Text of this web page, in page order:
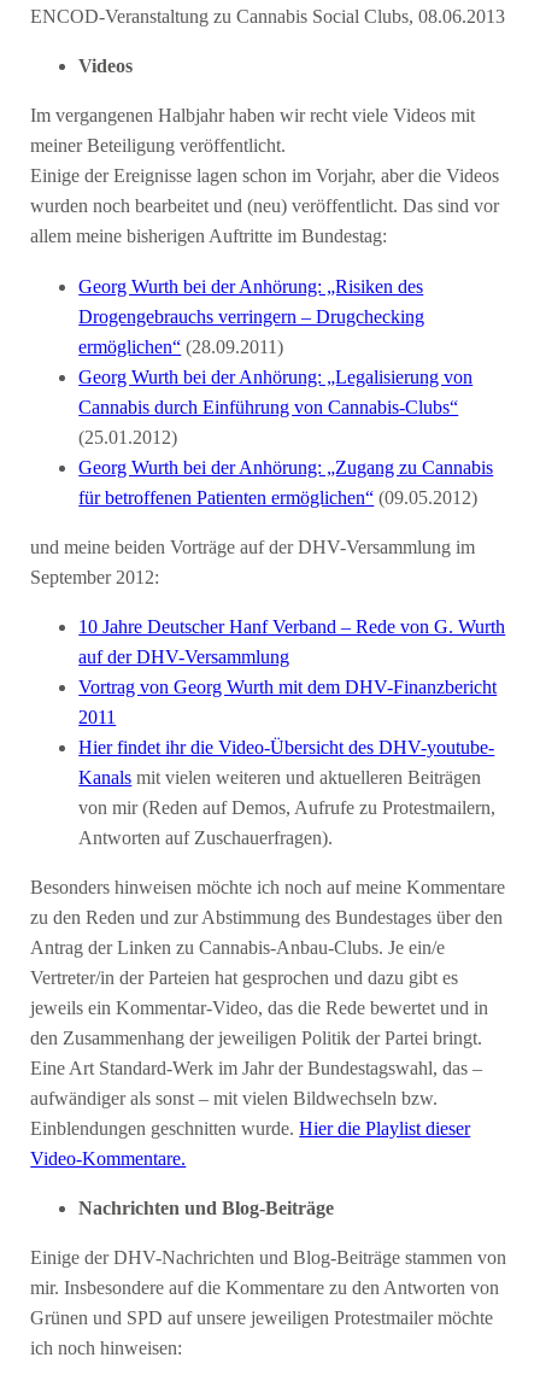
ENCOD-Veranstaltung zu Cannabis Social Clubs, 08.06.2013
Videos
Im vergangenen Halbjahr haben wir recht viele Videos mit
meiner Beteiligung veröffentlicht.
Einige der Ereignisse lagen schon im Vorjahr, aber die Videos
wurden noch bearbeitet und (neu) veröffentlicht. Das sind vor
allem meine bisherigen Auftritte im Bundestag:
Georg Wurth bei der Anhörung: „Risiken des
Drogengebrauchs verringern – Drugchecking
ermöglichen“ (28.09.2011)
Georg Wurth bei der Anhörung: „Legalisierung von
Cannabis durch Einführung von Cannabis-Clubs“
(25.01.2012)
Georg Wurth bei der Anhörung: „Zugang zu Cannabis
für betroffenen Patienten ermöglichen“ (09.05.2012)
und meine beiden Vorträge auf der DHV-Versammlung im
September 2012:
10 Jahre Deutscher Hanf Verband – Rede von G. Wurth
auf der DHV-Versammlung
Vortrag von Georg Wurth mit dem DHV-Finanzbericht
2011
Hier findet ihr die Video-Übersicht des DHV-youtube-
Kanals mit vielen weiteren und aktuelleren Beiträgen
von mir (Reden auf Demos, Aufrufe zu Protestmailern,
Antworten auf Zuschauerfragen).
Besonders hinweisen möchte ich noch auf meine Kommentare
zu den Reden und zur Abstimmung des Bundestages über den
Antrag der Linken zu Cannabis-Anbau-Clubs. Je ein/e
Vertreter/in der Parteien hat gesprochen und dazu gibt es
jeweils ein Kommentar-Video, das die Rede bewertet und in
den Zusammenhang der jeweiligen Politik der Partei bringt.
Eine Art Standard-Werk im Jahr der Bundestagswahl, das –
aufwändiger als sonst – mit vielen Bildwechseln bzw.
Einblendungen geschnitten wurde.Hier die Playlist dieser
Video-Kommentare.
Nachrichten und Blog-Beiträge
Einige der DHV-Nachrichten und Blog-Beiträge stammen von
mir. Insbesondere auf die Kommentare zu den Antworten von
Grünen und SPD auf unsere jeweiligen Protestmailer möchte
ich noch hinweisen: